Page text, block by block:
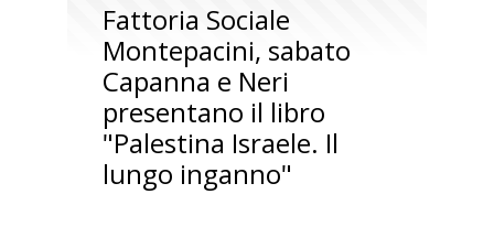
Fattoria Sociale
Montepacini, sabato
Capanna e Neri
presentano il libro
"Palestina Israele. Il
lungo inganno"